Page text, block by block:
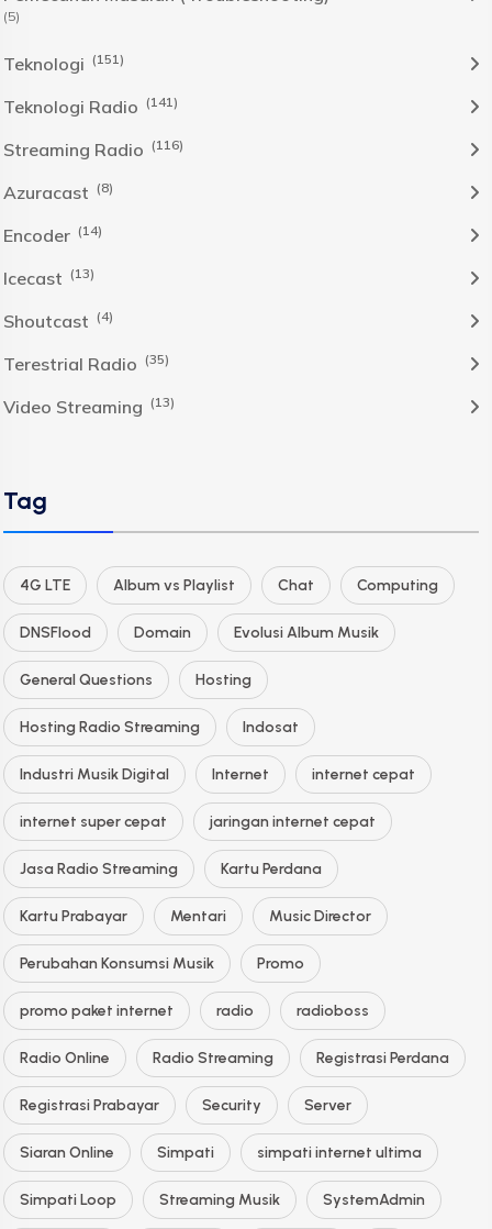
(5)
Teknologi (151)
Teknologi Radio (141)
Streaming Radio (116)
Azuracast (8)
Encoder (14)
Icecast (13)
Shoutcast (4)
Terestrial Radio (35)
Video Streaming (13)
Tag
4G LTE Album vs Playlist Chat Computing
DNSFlood Domain Evolusi Album Musik
General Questions Hosting
Hosting Radio Streaming Indosat
Industri Musik Digital Internet internet cepat
internet super cepat jaringan internet cepat
Jasa Radio Streaming Kartu Perdana
Kartu Prabayar Mentari Music Director
Perubahan Konsumsi Musik Promo
promo paket internet radio radioboss
Radio Online Radio Streaming Registrasi Perdana
Registrasi Prabayar Security Server
Siaran Online Simpati simpati internet ultima
Simpati Loop Streaming Musik SystemAdmin